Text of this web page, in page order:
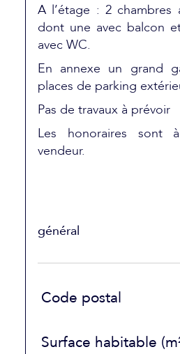
A l’étage : 2 chambres
dont une avec balcon
avec WC.
En annexe un grand
places de parking
Pas de travaux à prévoir
Les honoraires sont
vendeur.
général
Code postal
Surface habitable